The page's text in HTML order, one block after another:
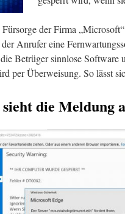
der Firma
Anrufer eine
Betrüger sinnlose Software
per Überweisung. So lässt
die Meldung